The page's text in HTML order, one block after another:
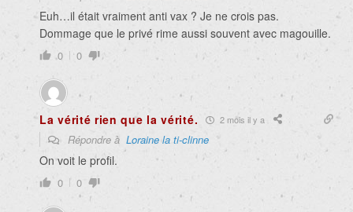
Euh…il était vraiment anti vax ? Je ne crois pas.
Dommage que le privé rime aussi souvent avec magouille.
0 0
La vérité rien que la vérité. 2 mois il y a
Répondre à Loraine la ti-clinne
On voit le profil.
0 0